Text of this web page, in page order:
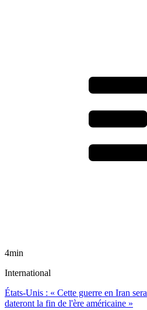
4min
International
États-Unis : « Cette guerre en Iran
dateront la fin de l'ère américaine »